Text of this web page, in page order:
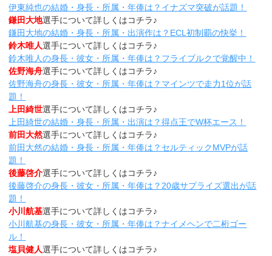
伊東純也の結婚・身長・所属・年俸は？イナズマ突破が話題！
鎌田大地選手について詳しくはコチラ♪
鎌田大地の結婚・身長・所属・出演作は？ECL初制覇の快挙！
鈴木唯人選手について詳しくはコチラ♪
鈴木唯人の身長・彼女・所属・年俸は？フライブルクで覚醒中！
佐野海舟選手について詳しくはコチラ♪
佐野海舟の身長・彼女・所属・年俸は？マインツで走力1位が話
題！
上田綺世選手について詳しくはコチラ♪
上田綺世の結婚・身長・所属・出演は？得点王でW杯エース！
前田大然選手について詳しくはコチラ♪
前田大然の結婚・身長・所属・年俸は？セルティックMVPが話
題！
後藤啓介選手について詳しくはコチラ♪
後藤啓介の身長・彼女・所属・年俸は？20歳サプライズ選出が話
題！
小川航基選手について詳しくはコチラ♪
小川航基の身長・彼女・所属・年俸は？ナイメヘンで二桁ゴー
ル！
塩貝健人選手について詳しくはコチラ♪